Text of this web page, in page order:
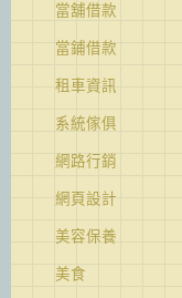
當舖借款
當鋪借款
租車資訊
系統傢俱
網路行銷
網頁設計
美容保養
美食